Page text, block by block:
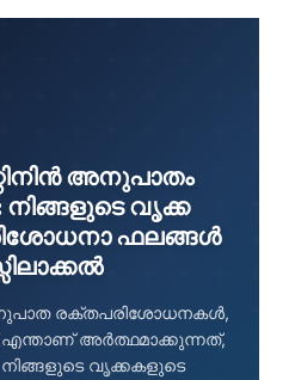
അനുപാതം
നിങ്ങളുടെ വൃക്ക
ഫലങ്ങൾ
അനുപാത രക്തപരിശോധനകൾ,
അർത്ഥമാക്കുന്നത്,
നിങ്ങളുടെ വൃക്കകളുടെ